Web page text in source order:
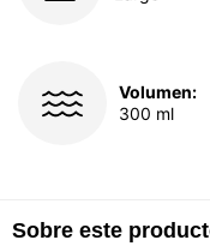
Volumen:
300 ml
Sobre este